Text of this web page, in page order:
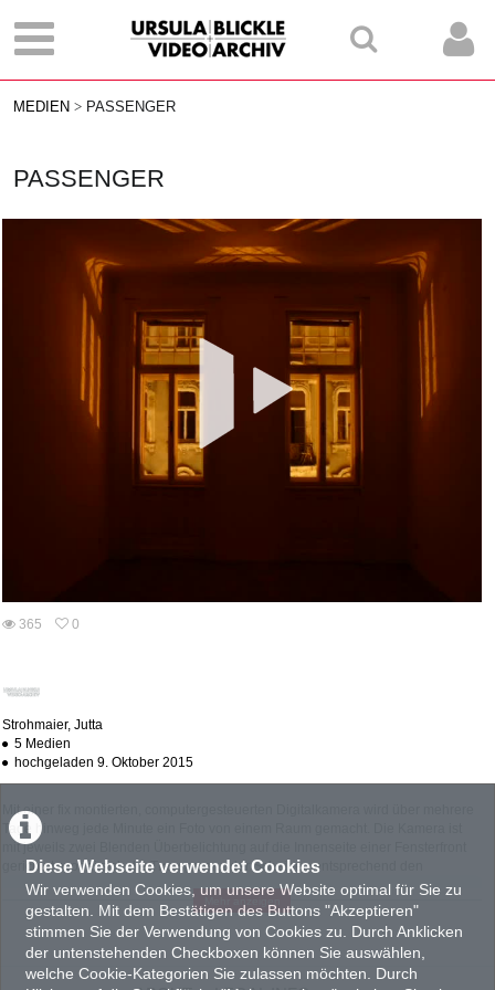
Diese Webseite verwendet Cookies
Wir verwenden Cookies, um unsere Website optimal für Sie zu
gestalten. Mit dem Bestätigen des Buttons "Akzeptieren"
stimmen Sie der Verwendung von Cookies zu. Durch Anklicken
der untenstehenden Checkboxen können Sie auswählen,
welche Cookie-Kategorien Sie zulassen möchten. Durch
MEDIEN PASSENGER
PASSENGER
365
0
Strohmaier, Jutta
5 Medien
hochgeladen 9. Oktober 2015
Mit einer fix montierten, computergesteuerten Digitalkamera wird über mehrere
Tage hinweg jede Minute ein Foto von einem Raum gemacht. Die Kamera ist
mit jeweils zwei Blenden Überbelichtung auf die Innenseite einer Fensterfront
gerichtet, wobei sich die Transparenz der Scheiben entsprechend den
herrschenden Lichtverhältnissen verändert. Während die Fenster bei Tag nur
einen sehr vagen bis gar keinen Blick nach außen preisgeben - bei
Sonnenschein scheinen sie den Raum als weißlich opake Flächen
richtiggehend zu isolieren -, tritt der Außenraum mit Einbruch der Dunkelheit
zunehmend in den Vordergrund. Im konkreten Fall sind es die
gegenüberliegenden Wohnungen bzw. eine Fassade, die unseren Blick des